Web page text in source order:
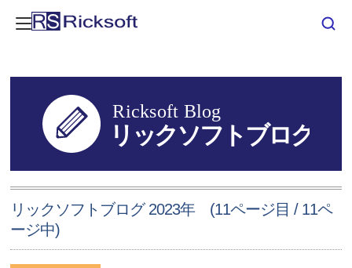
リックソフトブログ 2023年 (11ページ目 / 11ペ
ージ中)